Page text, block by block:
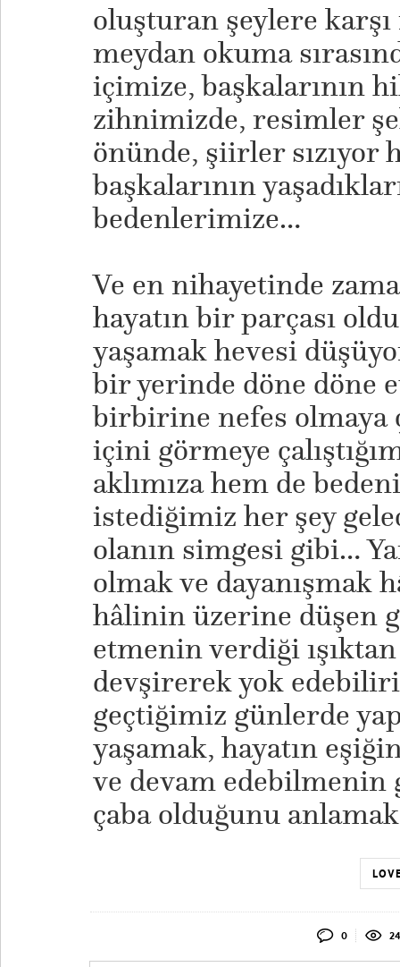
oluşturan şeylere
meydan okuma
içimize, başkalarının
zihnimizde, resimler
önünde, şiirler sızıyor
başkalarının
bedenlerimize…
​Ve en nihayetinde
hayatın bir parçası
yaşamak hevesi
bir yerinde döne döne
birbirine nefes olmaya
içini görmeye
aklımıza hem de
istediğimiz her şey
olanın simgesi gibi…
olmak ve dayanışmak
hâlinin üzerine düşen
etmenin verdiği
devşirerek yok
geçtiğimiz günlerde
yaşamak, hayatın
ve devam
çaba olduğunu
0